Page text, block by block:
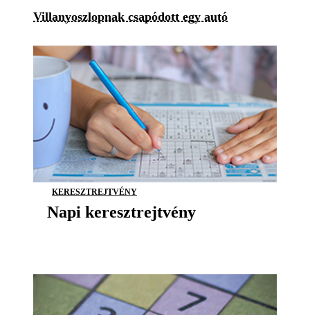
Villanyoszlopnak csapódott egy autó
KERESZTREJTVÉNY
Napi keresztrejtvény